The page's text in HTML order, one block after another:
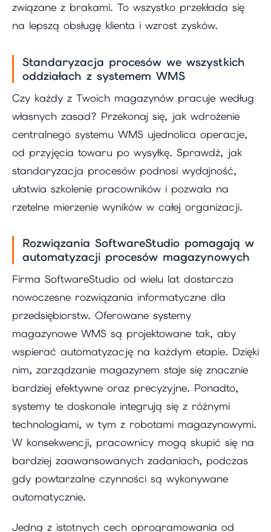
związane z brakami. To wszystko przekłada się
na lepszą obsługę klienta i wzrost zysków.
Standaryzacja procesów we wszystkich
oddziałach z systemem WMS
Czy każdy z Twoich magazynów pracuje według
własnych zasad? Przekonaj się, jak wdrożenie
centralnego systemu WMS ujednolica operacje,
od przyjęcia towaru po wysyłkę. Sprawdź, jak
standaryzacja procesów podnosi wydajność,
ułatwia szkolenie pracowników i pozwala na
rzetelne mierzenie wyników w całej organizacji.
Rozwiązania SoftwareStudio pomagają w
automatyzacji procesów magazynowych
Firma SoftwareStudio od wielu lat dostarcza
nowoczesne rozwiązania informatyczne dla
przedsiębiorstw. Oferowane systemy
magazynowe WMS są projektowane tak, aby
wspierać automatyzację na każdym etapie. Dzięki
nim, zarządzanie magazynem staje się znacznie
bardziej efektywne oraz precyzyjne. Ponadto,
systemy te doskonale integrują się z różnymi
technologiami, w tym z robotami magazynowymi.
W konsekwencji, pracownicy mogą skupić się na
bardziej zaawansowanych zadaniach, podczas
gdy powtarzalne czynności są wykonywane
automatycznie.
Jedną z istotnych cech oprogramowania od